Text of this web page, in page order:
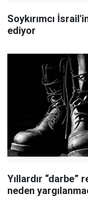
Soykırımcı
ediyor
Yıllardır “darbe”
neden